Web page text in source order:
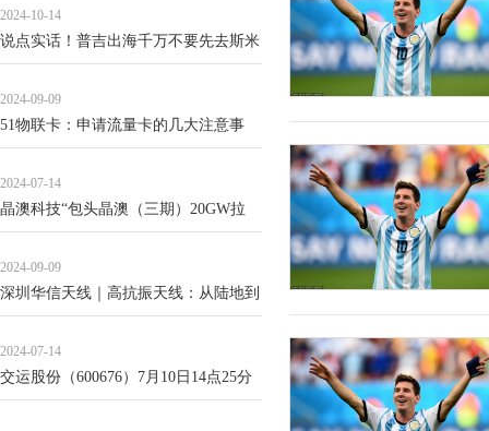
2024-10-14
说点实话！普吉出海千万不要先去斯米
2024-09-09
51物联卡：申请流量卡的几大注意事
2024-07-14
晶澳科技“包头晶澳（三期）20GW拉
2024-09-09
深圳华信天线｜高抗振天线：从陆地到
2024-07-14
交运股份（600676）7月10日14点25分